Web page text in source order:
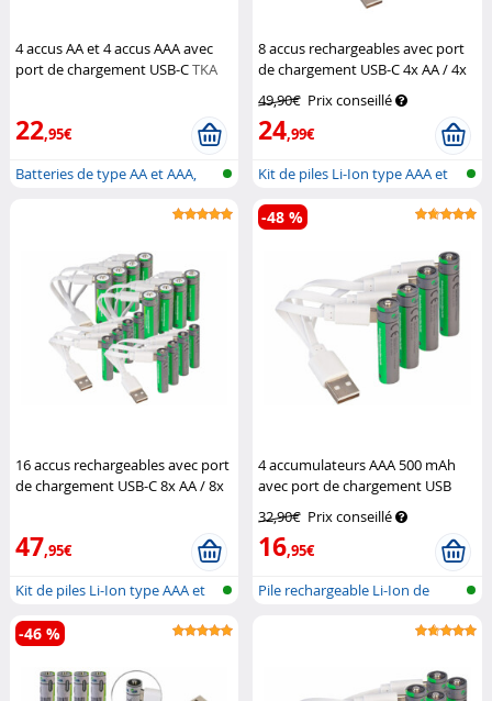
4 accus AA et 4 accus AAA avec
port de chargement USB-CTKA
22,95€
Batteries de type AA et AAA,
8 accus rechargeables avec port
de chargement USB-C 4x AA / 4x
49,90€ Prix conseillé
24,99€
Kit de piles Li-Ion type AAA et
AA,...
16 accus rechargeables avec port
de chargement USB-C 8x AA / 8x
47,95€
Kit de piles Li-Ion type AAA et
AA,...
4 accumulateurs AAA 500 mAh
avec port de chargement USB
32,90€ Prix conseillé
16,95€
-48 %
Pile rechargeable Li-Ion de
-46 %